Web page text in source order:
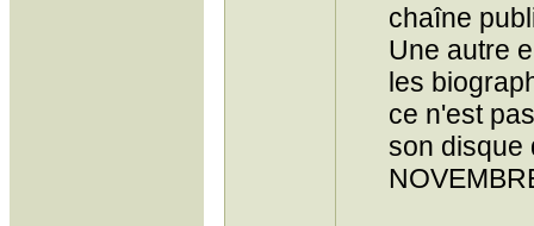
chaîne
Une autre
les
ce n'est
son disque